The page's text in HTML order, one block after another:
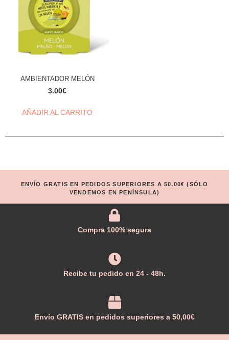
AMBIENTADOR MELÓN
3.00€
AÑADIR AL CARRITO
ENVÍO GRATIS EN PEDIDOS SUPERIORES A 50,00€ (SÓLO
VENDEMOS EN PENÍNSULA)
Compra 100% segura
Recibe tu pedido en 24 - 48h.
Envío GRATIS en pedidos superiores a 50,00€